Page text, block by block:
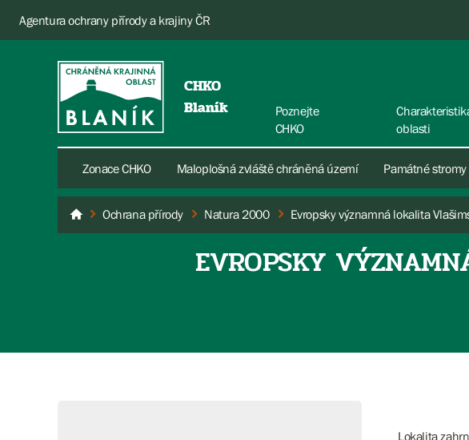
Agentura ochrany přírody a krajiny ČR
CHKO
Blaník
Poznejte
CHKO
oblasti
Zonace CHKO Maloplošná zvláště chráněná území Památné stromy
BlaníkOchrana přírody Natura 2000
EVROPSKY
Lokalita